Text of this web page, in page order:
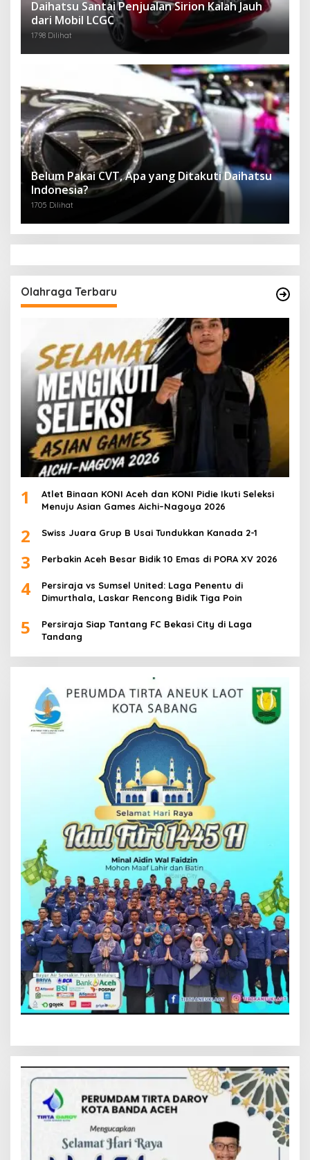
Daihatsu Santai Penjualan Sirion Kalah Jauh
dari Mobil LCGC
1798 Dilihat
Belum Pakai CVT, Apa yang Ditakuti Daihatsu
Indonesia?
1705 Dilihat
Olahraga Terbaru
1
Atlet Binaan KONI Aceh dan KONI Pidie Ikuti Seleksi
Menuju Asian Games Aichi–Nagoya 2026
2 Swiss Juara Grup B Usai Tundukkan Kanada 2-1
3 Perbakin Aceh Besar Bidik 10 Emas di PORA XV 2026
4
Persiraja vs Sumsel United: Laga Penentu di
Dimurthala, Laskar Rencong Bidik Tiga Poin
5
Persiraja Siap Tantang FC Bekasi City di Laga
Tandang